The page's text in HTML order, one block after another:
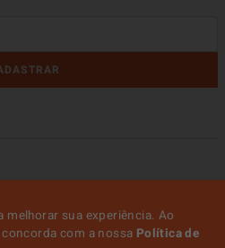
melhorar sua experiência. Ao
com a nossa Política de